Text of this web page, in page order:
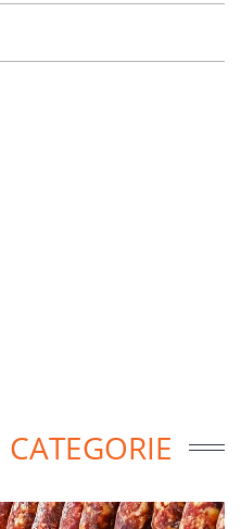
CATEGORIE